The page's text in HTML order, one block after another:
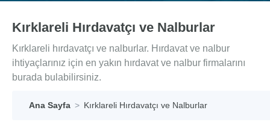
Kırklareli Hırdavatçı ve Nalburlar
Kırklareli hırdavatçı ve nalburlar. Hırdavat ve nalbur
ihtiyaçlarınız için en yakın hırdavat ve nalbur firmalarını
burada bulabilirsiniz.
Ana Sayfa Kırklareli Hırdavatçı ve Nalburlar